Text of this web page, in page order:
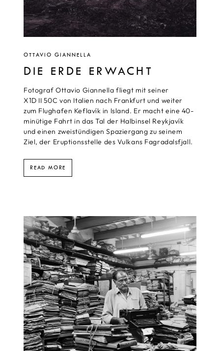
OTTAVIO GIANNELLA
DIE ERDE ERWACHT
Fotograf Ottavio Giannella fliegt mit seiner
X1D II 50C von Italien nach Frankfurt und weiter
zum Flughafen Keflavík in Island. Er macht eine 40-
minütige Fahrt in das Tal der Halbinsel Reykjavík
und einen zweistündigen Spaziergang zu seinem
Ziel, der Eruptionsstelle des Vulkans Fagradalsfjall.
READ MORE